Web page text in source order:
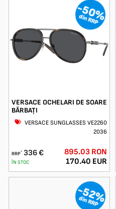
-50%
din RRP
VERSACE OCHELARI DE SOARE
BĂRBAȚI
VERSACE SUNGLASSES VE2260
2036
RRP* 336 €
ÎN STOC
895.03 RON
170.40 EUR
-52%
din RRP